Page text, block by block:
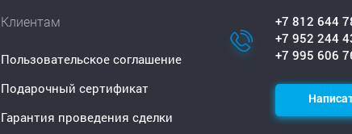
Клиентам
Пользовательское соглашение
Подарочный сертификат
Гарантия проведения сделки
+7 812 644
+7 952 244
+7 995 606